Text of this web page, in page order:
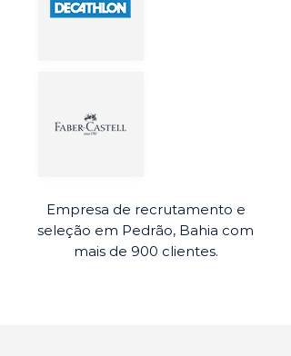
Empresa de recrutamento e
seleção em Pedrão, Bahia com
mais de 900 clientes.